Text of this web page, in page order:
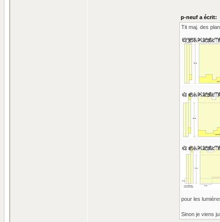
p-neuf a écrit:
Tit maj. des
pour les
Sinon je viens